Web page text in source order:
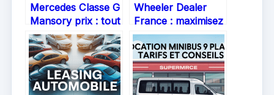
Mercedes Classe G
Mansory prix : tout
comprendre avant
d’acheter
Wheeler Dealer
France : maximisez
vos annonces de
voiture à vendre